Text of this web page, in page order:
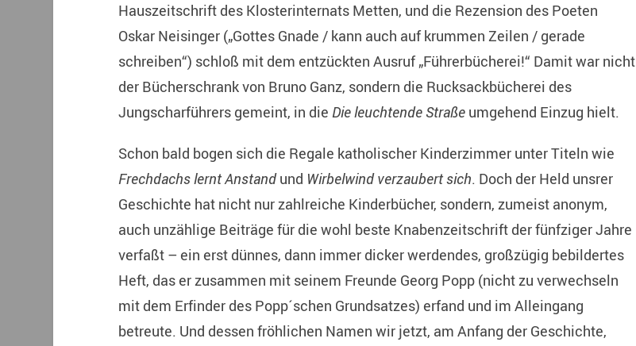
Hauszeitschrift des Klosterinternats Metten, und die Rezension des Poeten
Oskar Neisinger („Gottes Gnade / kann auch auf krummen Zeilen / gerade
schreiben“) schloß mit dem entzückten Ausruf „Führerbücherei!“ Damit war nicht
der Bücherschrank von Bruno Ganz, sondern die Rucksackbücherei des
Jungscharführers gemeint, in die Die leuchtende Straßeumgehend Einzug hielt.
Schon bald bogen sich die Regale katholischer Kinderzimmer unter Titeln wie
Frechdachs lernt Anstandund Wirbelwind verzaubert sich. Doch der Held unsrer
Geschichte hat nicht nur zahlreiche Kinderbücher, sondern, zumeist anonym,
auch unzählige Beiträge für die wohl beste Knabenzeitschrift der fünfziger Jahre
verfaßt – ein erst dünnes, dann immer dicker werdendes, großzügig bebildertes
Heft, das er zusammen mit seinem Freunde Georg Popp (nicht zu verwechseln
mit dem Erfinder des Popp´schen Grundsatzes) erfand und im Alleingang
betreute. Und dessen fröhlichen Namen wir jetzt, am Anfang der Geschichte,